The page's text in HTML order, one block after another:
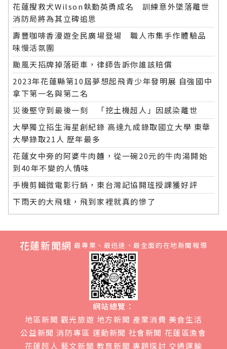
花蓮搜救犬Wilson執勤英勇成名 訓練意外墜落離世
消防局將為其立碑追思
壽豐咖啡香漫遊全民廣場登場 職人市集手作體驗品
味慢活氛圍
颱風天招牌掉落砸車，律師告訴你誰該賠償
2023年花蓮縣第10屆夢想起飛青少年發明展 自強國中
拿下第一名與第二名
災後堅守到最後一刻 「挖土機超人」因感染離世
大學獨立招生海星創紀錄 高達九成錄取國立大學 東華
大學錄取21人 歷年最多
花蓮女中旁的阿婆牛肉麵，從一碗20元的牛肉湯開始
到40年不變的人情味
手機剪輯微電影行銷，東台灣記協開班授課獲好評
下雨天的大飛蛾，飛到家裡就真的慘了
花蓮新聞網 最專業、最迅速、最全面的在地新聞報導
網站總覽：
地區新聞 觀光旅遊 地方新聞 產業消費 美食生活
公益新聞 消防專區 運動新聞 社會新聞 花蓮區漁會
花蓮超人 藝文新聞 教育新聞 專題探討 交通運輸